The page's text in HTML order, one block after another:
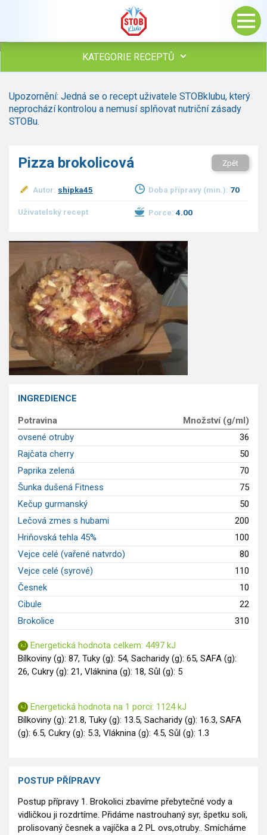
KATEGORIE RECEPTŮ
Polévky
Studená kuchyně
Bezmasé a zeleninové
Sladké pokrmy
Dezerty
Ostatní
Dětské recepty
GLP-1 recepty
Upozornění: Jedná se o recept uživatele STOBklubu, který
neprochází kontrolou a nemusí splňovat nutriční zásady
STOBu.
Pizza brokolicová Zpět
Autor: shipka45 Doba přípravy (min.): 70
Uživatelský recept Porce: 4.00
INGREDIENCE
Potravina
Množství (g/ml)
ovsené otruby
36
Rajčata cherry
50
Paprika zelená
70
Šunka dušená Fitness
75
Kečup gurmanský
50
Lečová zmes s hubami
200
Hriňovská tehla 45%
100
Vejce celé (vařené natvrdo)
80
Vejce celé (syrové)
110
Česnek
10
Cibule
22
Brokolice
310
Energetická hodnota celkem: 4497 kJ
Bílkoviny (g): 87, Tuky (g): 54, Sacharidy (g): 65, SAFA (g):
26, Cukry (g): 21, Vláknina (g): 18, Sůl (g): 5
Energetická hodnota na 1 porci: 1124 kJ
Bílkoviny (g): 21.8, Tuky (g): 13.5, Sacharidy (g): 16.3, SAFA
(g): 6.5, Cukry (g): 5.3, Vláknina (g): 4.5, Sůl (g): 1.3
POSTUP PŘÍPRAVY
Postup přípravy 1. Brokolici zbavíme přebytečné vody a
vidličkou ji rozdrtíme. Přidáme nastrouhaný syr, špetku soli,
prolisovaný česnek a vajíčka a 2 PL ovs,otruby.. Smícháme